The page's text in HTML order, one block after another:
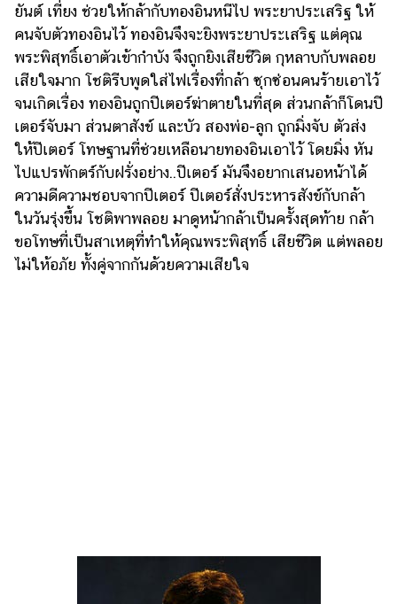
ยันต์ เที่ยง ช่วยให้กล้ากับทองอินหนีไป พระยาประเสริฐ ให้
คนจับตัวทองอินไว้ ทองอินจึงจะยิงพระยาประเสริฐ แต่คุณ
พระพิสุทธิ์เอาตัวเข้ากำบัง จึงถูกยิงเสียชีวิต กุหลาบกับพลอย
เสียใจมาก โชติรีบพูดใส่ไฟเรื่องที่กล้า ซุกซ่อนคนร้ายเอาไว้
จนเกิดเรื่อง ทองอินถูกปีเตอร์ฆ่าตายในที่สุด ส่วนกล้าก็โดนปี
เตอร์จับมา ส่วนตาสังข์ และบัว สองพ่อ-ลูก ถูกมิ่งจับ ตัวส่ง
ให้ปีเตอร์ โทษฐานที่ช่วยเหลือนายทองอินเอาไว้ โดยมิ่ง หัน
ไปแปรพักตร์กับฝรั่งอย่าง..ปีเตอร์ มันจึงอยากเสนอหน้าได้
ความดีความชอบจากปีเตอร์ ปีเตอร์สั่งประหารสังข์กับกล้า
ในวันรุ่งขึ้น โชติพาพลอย มาดูหน้ากล้าเป็นครั้งสุดท้าย กล้า
ขอโทษที่เป็นสาเหตุที่ทำให้คุณพระพิสุทธิ์ เสียชีวิต แต่พลอย
ไม่ให้อภัย ทั้งคู่จากกันด้วยความเสียใจ